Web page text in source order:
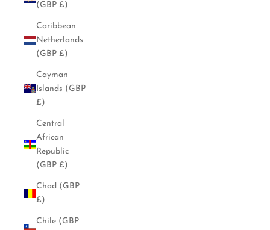
(GBP £)
Caribbean
Netherlands
(GBP £)
Cayman
Islands (GBP
£)
Central
African
Republic
(GBP £)
Chad (GBP
£)
Chile (GBP